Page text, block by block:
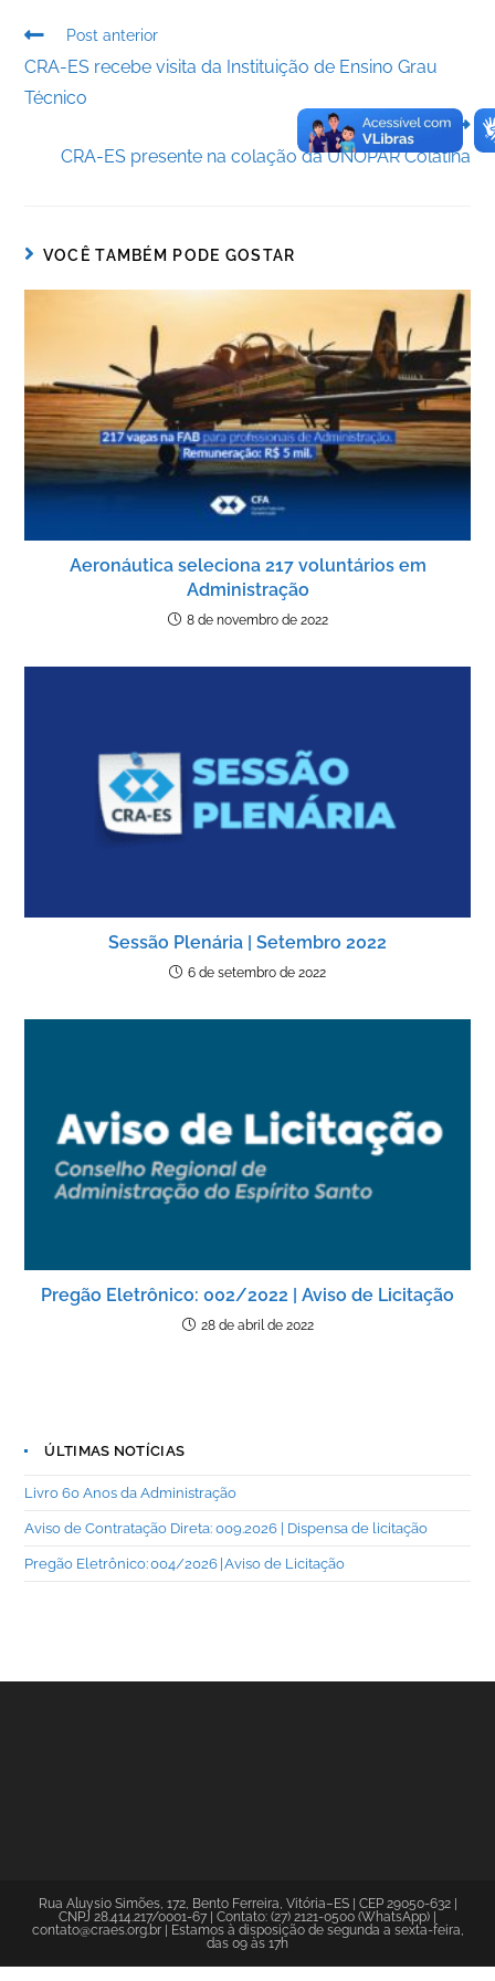
b
o
o
n
p g n
y
Post anterior
CRA-ES recebe visita da Instituição de Ensino Grau
Técnico
Próximo post
CRA-ES presente na colação da UNOPAR Colatina
VOCÊ TAMBÉM PODE GOSTAR
Aeronáutica seleciona 217 voluntários em
Administração
8 de novembro de 2022
Sessão Plenária | Setembro 2022
6 de setembro de 2022
Pregão Eletrônico: 002/2022 | Aviso de Licitação
28 de abril de 2022
ÚLTIMAS NOTÍCIAS
Livro 60 Anos da Administração
Aviso de Contratação Direta: 009.2026 | Dispensa de licitação
Pregão Eletrônico: 004/2026 | Aviso de Licitação
Rua Aluysio Simões, 172, Bento Ferreira, Vitória–ES | CEP 29050-632 |
CNPJ 28.414.217/0001-67 | Contato: (27) 2121-0500 (WhatsApp) |
contato@craes.org.br | Estamos à disposição de segunda a sexta-feira,
das 09 às 17h